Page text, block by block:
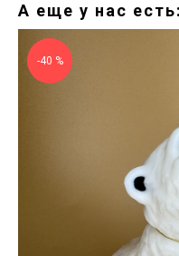
А еще у нас есть:
-40 %